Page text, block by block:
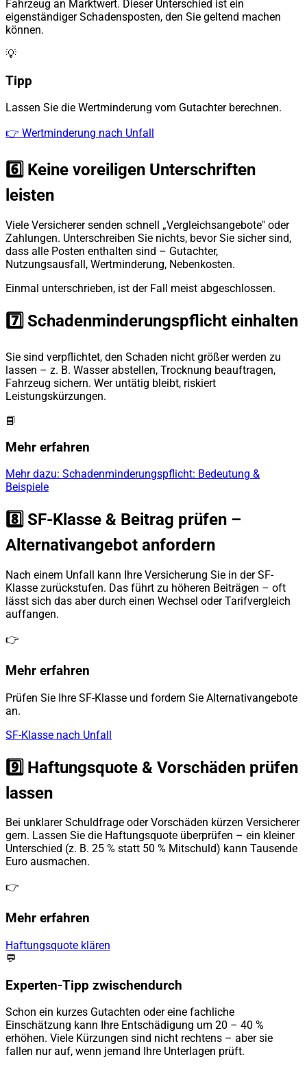
Fahrzeug an Marktwert. Dieser Unterschied ist ein
eigenständiger Schadensposten, den Sie geltend machen
können.
💡
Tipp
Lassen Sie die Wertminderung vom Gutachter berechnen.
👉 Wertminderung nach Unfall
6️⃣ Keine voreiligen Unterschriften
leisten
Viele Versicherer senden schnell „Vergleichsangebote" oder
Zahlungen. Unterschreiben Sie nichts, bevor Sie sicher sind,
dass alle Posten enthalten sind – Gutachter,
Nutzungsausfall, Wertminderung, Nebenkosten.
Einmal unterschrieben, ist der Fall meist abgeschlossen.
7️⃣ Schadenminderungspflicht einhalten
Sie sind verpflichtet, den Schaden nicht größer werden zu
lassen – z. B. Wasser abstellen, Trocknung beauftragen,
Fahrzeug sichern. Wer untätig bleibt, riskiert
Leistungskürzungen.
📘
Mehr erfahren
Mehr dazu: Schadenminderungspflicht: Bedeutung &
Beispiele
8️⃣ SF-Klasse & Beitrag prüfen –
Alternativangebot anfordern
Nach einem Unfall kann Ihre Versicherung Sie in der SF-
Klasse zurückstufen. Das führt zu höheren Beiträgen – oft
lässt sich das aber durch einen Wechsel oder Tarifvergleich
auffangen.
👉
Mehr erfahren
Prüfen Sie Ihre SF-Klasse und fordern Sie Alternativangebote
an.
SF-Klasse nach Unfall
9️⃣ Haftungsquote & Vorschäden prüfen
lassen
Bei unklarer Schuldfrage oder Vorschäden kürzen Versicherer
gern. Lassen Sie die Haftungsquote überprüfen – ein kleiner
Unterschied (z. B. 25 % statt 50 % Mitschuld) kann Tausende
Euro ausmachen.
👉
Mehr erfahren
Haftungsquote klären
💬
Experten-Tipp zwischendurch
Schon ein kurzes Gutachten oder eine fachliche
Einschätzung kann Ihre Entschädigung um 20 – 40 %
erhöhen. Viele Kürzungen sind nicht rechtens – aber sie
fallen nur auf, wenn jemand Ihre Unterlagen prüft.